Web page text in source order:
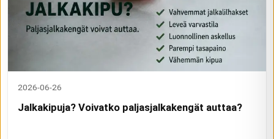
2026-06-26
Jalkakipuja? Voivatko paljasjalkakengät auttaa?